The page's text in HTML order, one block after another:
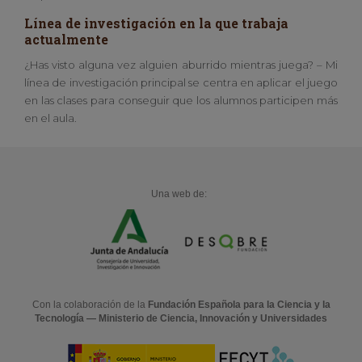
Línea de investigación en la que trabaja
actualmente
¿Has visto alguna vez alguien aburrido mientras juega? – Mi
línea de investigación principal se centra en aplicar el juego
en las clases para conseguir que los alumnos participen más
en el aula.
Una web de:
Con la colaboración de la Fundación Española para la Ciencia y la
Tecnología — Ministerio de Ciencia, Innovación y Universidades